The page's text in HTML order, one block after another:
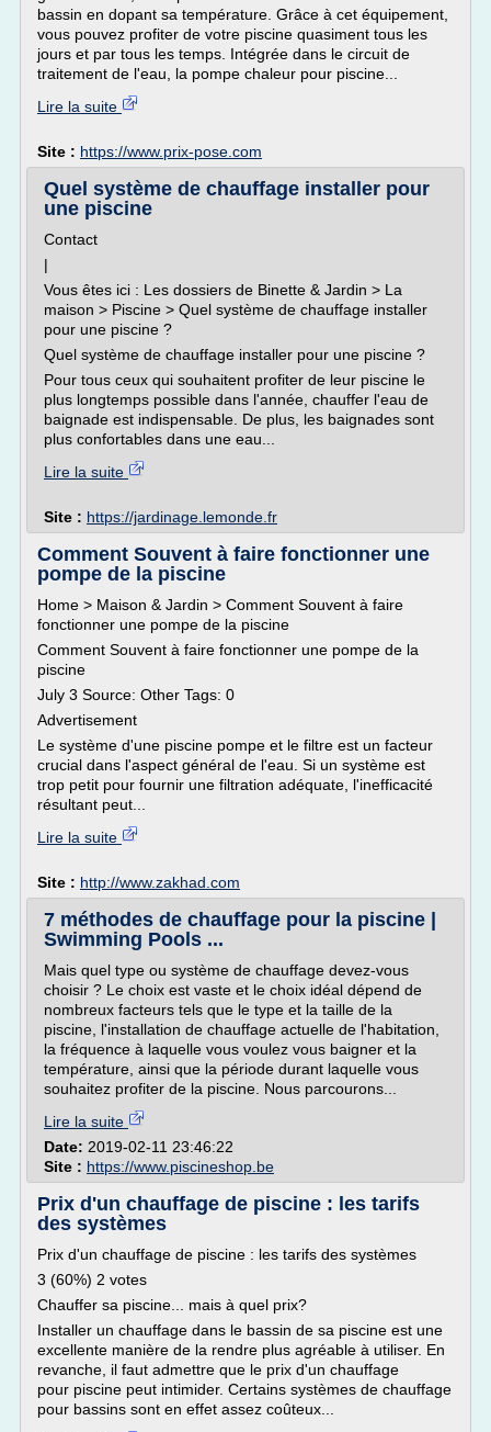
bassin en dopant sa température. Grâce à cet équipement,
vous pouvez profiter de votre piscine quasiment tous les
jours et par tous les temps. Intégrée dans le circuit de
traitement de l'eau, la pompe chaleur pour piscine...
Lire la suite
Site : https://www.prix-pose.com
Quel système de chauffage installer pour
une piscine
Contact
|
Vous êtes ici : Les dossiers de Binette & Jardin > La
maison > Piscine > Quel système de chauffage installer
pour une piscine ?
Quel système de chauffage installer pour une piscine ?
Pour tous ceux qui souhaitent profiter de leur piscine le
plus longtemps possible dans l'année, chauffer l'eau de
baignade est indispensable. De plus, les baignades sont
plus confortables dans une eau...
Lire la suite
Site : https://jardinage.lemonde.fr
Comment Souvent à faire fonctionner une
pompe de la piscine
Home > Maison & Jardin > Comment Souvent à faire
fonctionner une pompe de la piscine
Comment Souvent à faire fonctionner une pompe de la
piscine
July 3 Source: Other Tags: 0
Advertisement
Le système d'une piscine pompe et le filtre est un facteur
crucial dans l'aspect général de l'eau. Si un système est
trop petit pour fournir une filtration adéquate, l'inefficacité
résultant peut...
Lire la suite
Site : http://www.zakhad.com
7 méthodes de chauffage pour la piscine |
Swimming Pools ...
Mais quel type ou système de chauffage devez-vous
choisir ? Le choix est vaste et le choix idéal dépend de
nombreux facteurs tels que le type et la taille de la
piscine, l'installation de chauffage actuelle de l'habitation,
la fréquence à laquelle vous voulez vous baigner et la
température, ainsi que la période durant laquelle vous
souhaitez profiter de la piscine. Nous parcourons...
Lire la suite
Date: 2019-02-11 23:46:22
Site : https://www.piscineshop.be
Prix d'un chauffage de piscine : les tarifs
des systèmes
Prix d'un chauffage de piscine : les tarifs des systèmes
3 (60%) 2 votes
Chauffer sa piscine... mais à quel prix?
Installer un chauffage dans le bassin de sa piscine est une
excellente manière de la rendre plus agréable à utiliser. En
revanche, il faut admettre que le prix d'un chauffage
pour piscine peut intimider. Certains systèmes de chauffage
pour bassins sont en effet assez coûteux...